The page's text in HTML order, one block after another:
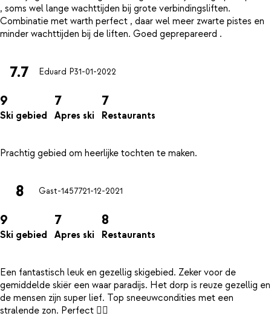
, soms wel lange wachttijden bij grote verbindingsliften.
Combinatie met warth perfect , daar wel meer zwarte pistes en
7.7 Eduard P31-01-2022
9
Ski gebied
7
Apres ski
7
Restaurants
8 Gast-1457721-12-2021
9
Ski gebied
7
Apres ski
8
Restaurants
Een fantastisch leuk en gezellig skigebied. Zeker voor de
gemiddelde skiër een waar paradijs. Het dorp is reuze gezellig en
de mensen zijn super lief. Top sneeuwcondities met een